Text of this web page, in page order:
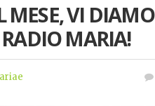
MESE, VI DIAMO
MARIA!